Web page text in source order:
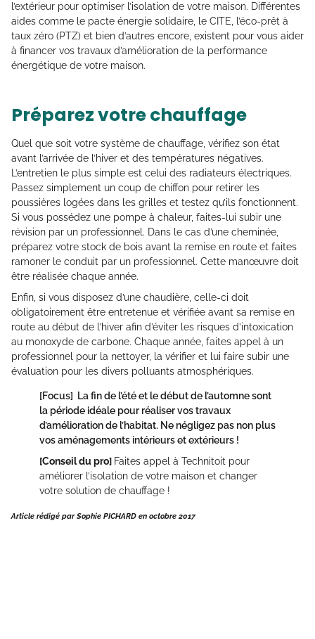
l’extérieur pour optimiser l’isolation de votre maison. Différentes
aides comme le pacte énergie solidaire, le CITE, l’éco-prêt à
taux zéro (PTZ) et bien d’autres encore, existent pour vous aider
à financer vos travaux d’amélioration de la performance
énergétique de votre maison.
Préparez votre chauffage
Quel que soit votre système de chauffage, vérifiez son état
avant l’arrivée de l’hiver et des températures négatives.
L’entretien le plus simple est celui des radiateurs électriques.
Passez simplement un coup de chiffon pour retirer les
poussières logées dans les grilles et testez qu’ils fonctionnent.
Si vous possédez une pompe à chaleur, faites-lui subir une
révision par un professionnel. Dans le cas d’une cheminée,
préparez votre stock de bois avant la remise en route et faites
ramoner le conduit par un professionnel. Cette manœuvre doit
être réalisée chaque année.
Enfin, si vous disposez d’une chaudière, celle-ci doit
obligatoirement être entretenue et vérifiée avant sa remise en
route au début de l’hiver afin d’éviter les risques d’intoxication
au monoxyde de carbone. Chaque année, faites appel à un
professionnel pour la nettoyer, la vérifier et lui faire subir une
évaluation pour les divers polluants atmosphériques.
[Focus] La fin de l’été et le début de l’automne sont
la période idéale pour réaliser vos travaux
d’amélioration de l’habitat. Ne négligez pas non plus
vos aménagements intérieurs et extérieurs !
[Conseil du pro] Faites appel à Technitoit pour
améliorer l’isolation de votre maison et changer
votre solution de chauffage !
Article rédigé par Sophie PICHARD en octobre 2017